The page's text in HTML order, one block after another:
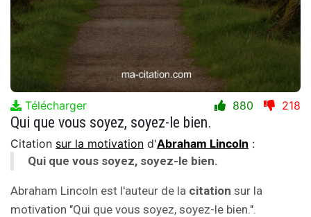
Télécharger 880 218
Qui que vous soyez, soyez-le bien.
Citation sur la motivation d'Abraham Lincoln :
Qui que vous soyez, soyez-le bien.
Abraham Lincoln est l'auteur de la citation sur la
motivation "Qui que vous soyez, soyez-le bien.".